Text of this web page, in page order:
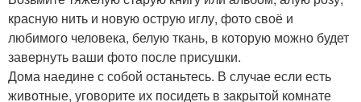
красную нить и новую острую иглу, фото своё и
любимого человека, белую ткань, в которую можно будет
завернуть ваши фото после присушки.
Дома наедине с собой останьтесь. В случае если есть
животные, уговорите их посидеть в закрытой комнате